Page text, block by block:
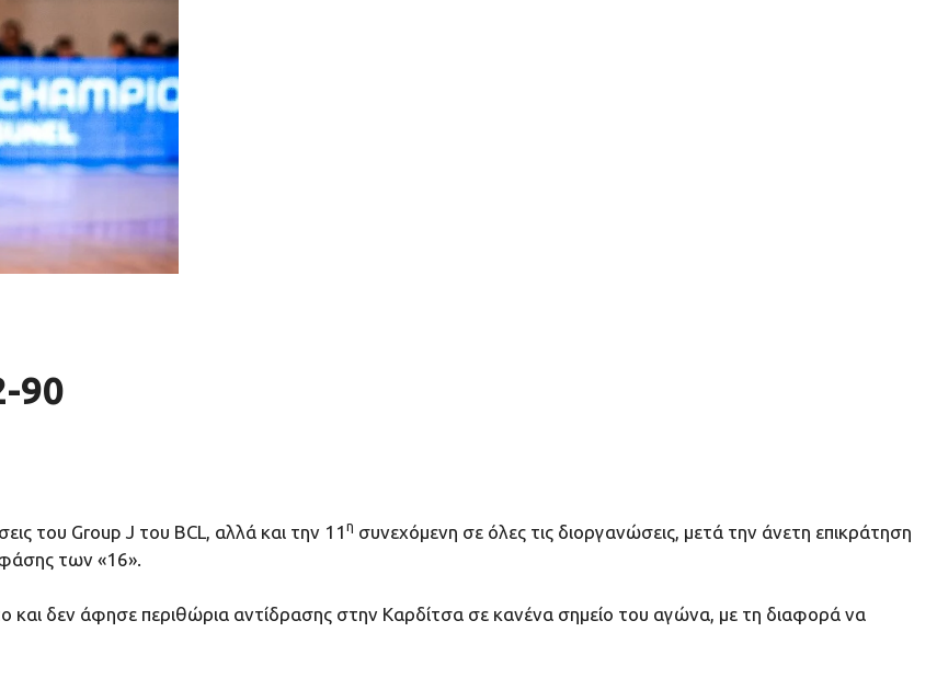
90
του Group J του BCL, αλλά και την 11 η συνεχόμενη σε όλες τις διοργανώσεις, μετά την άνετη επικράτηση
των «16».
δεν άφησε περιθώρια αντίδρασης στην Καρδίτσα σε κανένα σημείο του αγώνα, με τη διαφορά να